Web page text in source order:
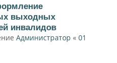
выходных
инвалидов
Администратор « 01